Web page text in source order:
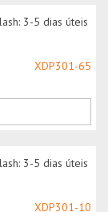
XDP301-65
XDP301-10